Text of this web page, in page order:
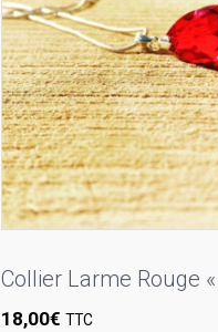
Collier Larme Rouge «
18,00€ TTC